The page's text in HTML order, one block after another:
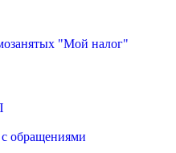
"Мой налог"
обращениями